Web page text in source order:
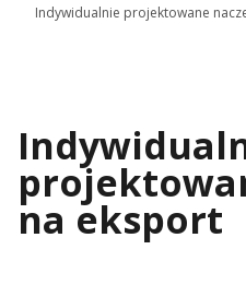
Indywidualnie projektowane
na eksport